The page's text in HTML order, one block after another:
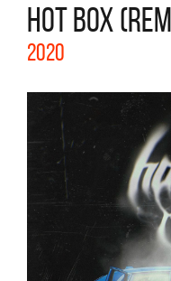
HOT BOX
2020